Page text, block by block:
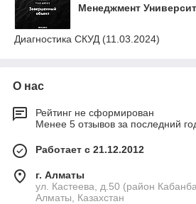
Менеджмент
Диагностика СКУД (11.03.2024)
О нас
Рейтинг не сформирован
Менее 5 отзывов за последний
Работает с 21.12.2012
г. Алматы
ул. Кастеева, д.50 (район
Алматы, Казахстан